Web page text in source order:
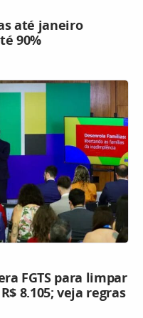
até janeiro
90%
FGTS para limpar
8.105; veja regras